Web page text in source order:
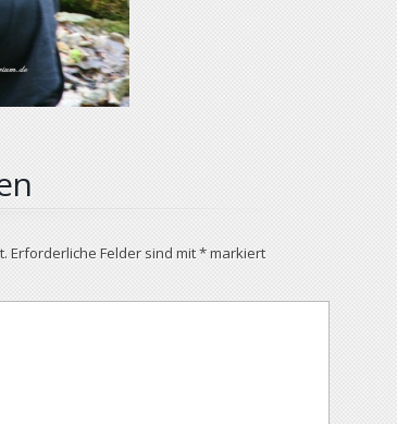
Erforderliche Felder sind mit*markiert